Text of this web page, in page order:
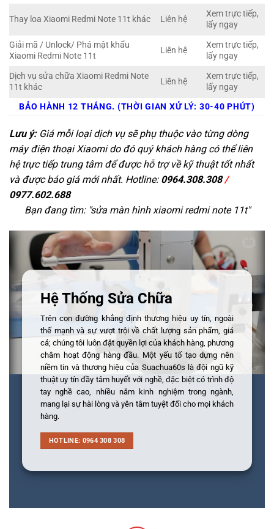
Thay loa Xiaomi Redmi Note 11t khác Liên hệ
Xem trực tiếp,
lấy ngay
Giải mã / Unlock/ Phá mật khẩu
Xiaomi Redmi Note 11t
Liên hệ
Xem trực tiếp,
lấy ngay
Dịch vụ sửa chữa Xiaomi Redmi Note
11t khác
Liên hệ
Xem trực tiếp,
lấy ngay
BẢO HÀNH 12 THÁNG. (THỜI GIAN XỬ LÝ: 30-40 PHÚT)
Lưu ý:Giá mỗi loại dịch vụ sẽ phụ thuộc vào từng dòng
máy điện thoại Xiaomi do đó quý khách hàng có thể liên
hệ trực tiếp trung tâm để được hỗ trợ về kỹ thuật tốt nhất
và được báo giá mới nhất. Hotline: 0964.308.308/
0977.602.688
Bạn đang tìm: "sửa màn hình xiaomi redmi note 11t"
Hệ Thống Sửa Chữa
Trên con đường khẳng định thương hiệu uy tín, ngoài
thế mạnh và sự vượt trội về chất lượng sản phẩm, giá
cả; chúng tôi luôn đặt quyền lợi của khách hàng, phương
châm hoạt động hàng đầu. Một yếu tố tạo dựng nên
niềm tin và thương hiệu của Suachua60s là đội ngũ kỹ
thuật uy tín đầy tâm huyết với nghề, đặc biệt có trình độ
tay nghề cao, nhiều năm kinh nghiệm trong ngành,
mang lại sự hài lòng và yên tâm tuyệt đối cho mọi khách
hàng.
HOTLINE: 0964 308 308